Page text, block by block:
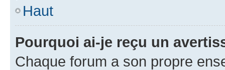
Haut
Pourquoi ai-je reçu un
Chaque forum a son propre